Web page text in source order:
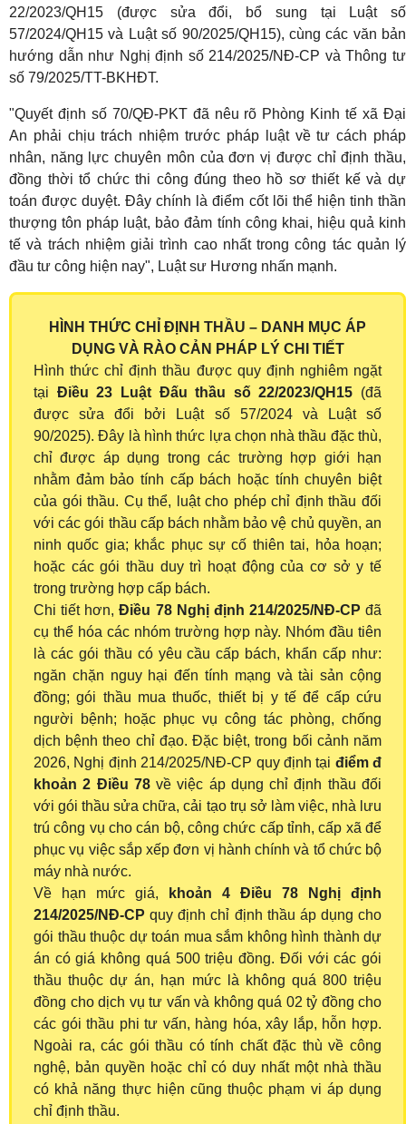
22/2023/QH15 (được sửa đổi, bổ sung tại Luật số
57/2024/QH15 và Luật số 90/2025/QH15), cùng các văn bản
hướng dẫn như Nghị định số 214/2025/NĐ-CP và Thông tư
số 79/2025/TT-BKHĐT.
"Quyết định số 70/QĐ-PKT đã nêu rõ Phòng Kinh tế xã Đại
An phải chịu trách nhiệm trước pháp luật về tư cách pháp
nhân, năng lực chuyên môn của đơn vị được chỉ định thầu,
đồng thời tổ chức thi công đúng theo hồ sơ thiết kế và dự
toán được duyệt. Đây chính là điểm cốt lõi thể hiện tinh thần
thượng tôn pháp luật, bảo đảm tính công khai, hiệu quả kinh
tế và trách nhiệm giải trình cao nhất trong công tác quản lý
đầu tư công hiện nay", Luật sư Hương nhấn mạnh.
HÌNH THỨC CHỈ ĐỊNH THẦU – DANH MỤC ÁP
DỤNG VÀ RÀO CẢN PHÁP LÝ CHI TIẾT
Hình thức chỉ định thầu được quy định nghiêm ngặt
tại Điều 23 Luật Đấu thầu số 22/2023/QH15 (đã
được sửa đổi bởi Luật số 57/2024 và Luật số
90/2025). Đây là hình thức lựa chọn nhà thầu đặc thù,
chỉ được áp dụng trong các trường hợp giới hạn
nhằm đảm bảo tính cấp bách hoặc tính chuyên biệt
của gói thầu. Cụ thể, luật cho phép chỉ định thầu đối
với các gói thầu cấp bách nhằm bảo vệ chủ quyền, an
ninh quốc gia; khắc phục sự cố thiên tai, hỏa hoạn;
hoặc các gói thầu duy trì hoạt động của cơ sở y tế
trong trường hợp cấp bách.
Chi tiết hơn,Điều 78 Nghị định 214/2025/NĐ-CP đã
cụ thể hóa các nhóm trường hợp này. Nhóm đầu tiên
là các gói thầu có yêu cầu cấp bách, khẩn cấp như:
ngăn chặn nguy hại đến tính mạng và tài sản cộng
đồng; gói thầu mua thuốc, thiết bị y tế để cấp cứu
người bệnh; hoặc phục vụ công tác phòng, chống
dịch bệnh theo chỉ đạo. Đặc biệt, trong bối cảnh năm
2026, Nghị định 214/2025/NĐ-CP quy định tại điểm đ
khoản 2 Điều 78về việc áp dụng chỉ định thầu đối
với gói thầu sửa chữa, cải tạo trụ sở làm việc, nhà lưu
trú công vụ cho cán bộ, công chức cấp tỉnh, cấp xã để
phục vụ việc sắp xếp đơn vị hành chính và tổ chức bộ
máy nhà nước.
Về hạn mức giá,
khoản 4 Điều 78 Nghị định
214/2025/NĐ-CP quy định chỉ định thầu áp dụng cho
gói thầu thuộc dự toán mua sắm không hình thành dự
án có giá không quá 500 triệu đồng. Đối với các gói
thầu thuộc dự án, hạn mức là không quá 800 triệu
đồng cho dịch vụ tư vấn và không quá 02 tỷ đồng cho
các gói thầu phi tư vấn, hàng hóa, xây lắp, hỗn hợp.
Ngoài ra, các gói thầu có tính chất đặc thù về công
nghệ, bản quyền hoặc chỉ có duy nhất một nhà thầu
có khả năng thực hiện cũng thuộc phạm vi áp dụng
chỉ định thầu.